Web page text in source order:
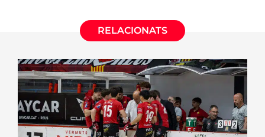
RELACIONATS